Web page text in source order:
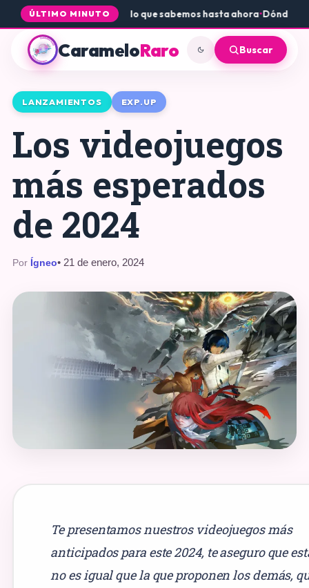
ÚLTIMO MINUTO
a PS5 y Xbox: todo lo que sabemos hasta ahora•Dónde conseguir
CarameloRaro Buscar
LANZAMIENTOS EXP.UP
Los videojuegos
más esperados
de 2024
Por Ígneo• 21 de enero, 2024
Te presentamos nuestros videojuegos más
anticipados para este 2024, te aseguro que
no es igual que la que proponen los demás,